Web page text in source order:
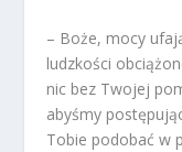
– Boże, mocy
ludzkości
nic bez Twojej
abyśmy
Tobie podobać w